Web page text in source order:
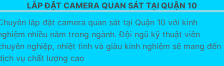
LẮP ĐẶT CAMERA QUAN SÁT TẠI QUẬN 10
lắp đặt camera quan sát tại Quận 10 với kinh
nhiều năm trong ngành. Đội ngũ kỹ thuật viên
nghiệp, nhiệt tình và giàu kinh nghiệm sẽ mang đến
vụ chất lượng cao